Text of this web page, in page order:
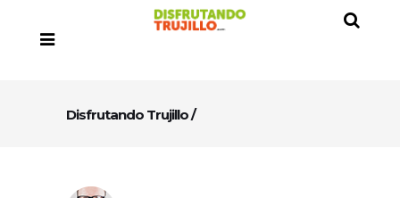
Disfrutando Trujillo/